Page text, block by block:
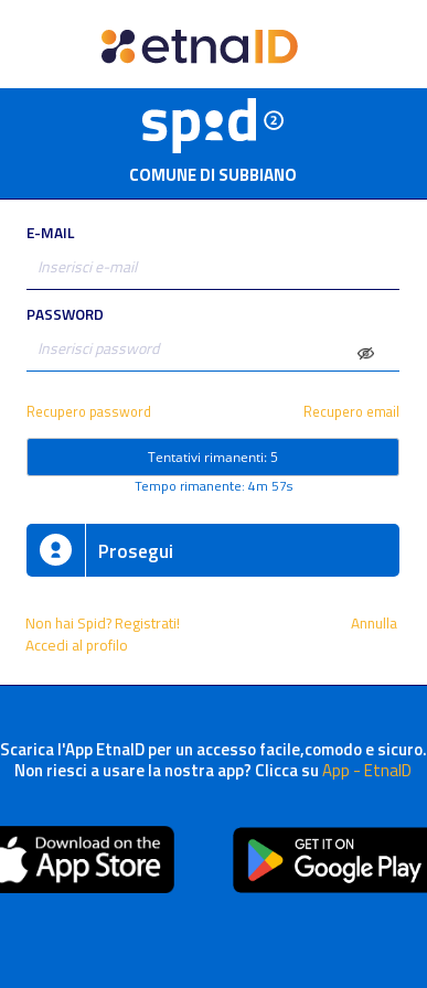
COMUNE DI SUBBIANO
E-MAIL
PASSWORD
Recupero password Recupero email
Tentativi rimanenti: 5
Tempo rimanente: 4m 57s
Prosegui
Non hai Spid? Registrati!
Accedi al profilo
Annulla
Scarica l'App EtnaID per un accesso facile,comodo e sicuro.
Non riesci a usare la nostra app? Clicca suApp - EtnaID